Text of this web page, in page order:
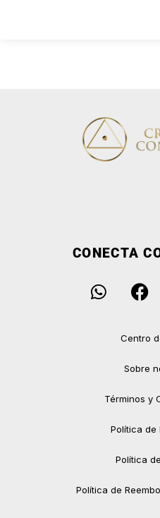
CONECTA
Centro
Sobre
Términos y
Política de
Política
Política de